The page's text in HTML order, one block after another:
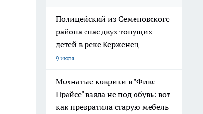
Полицейский из Семеновского
района спас двух тонущих
детей в реке Керженец
9 июля
Мохнатые коврики в "Фикс
Прайсе" взяла не под обувь: вот
как превратила старую мебель